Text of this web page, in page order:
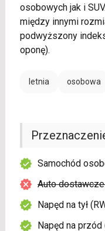
osobowych jak i
między innymi
podwyższony
oponę).
letnia osobowa
Samochód
Auto
Napęd na tył
Napęd na przód